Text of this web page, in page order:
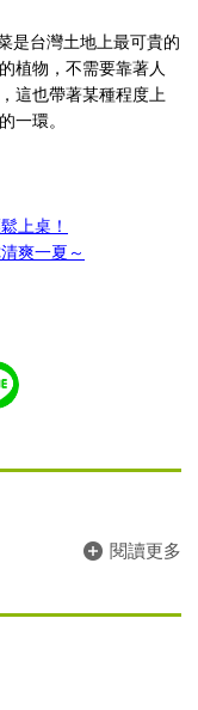
是台灣土地上最可貴的
植物，不需要靠著人
這也帶著某種程度上
一環。
上桌！
爽一夏～
閱讀更多